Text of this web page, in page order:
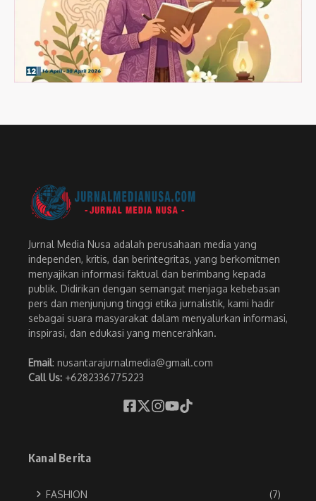
Jurnal Media Nusa adalah perusahaan media yang
independen, kritis, dan berintegritas, yang berkomitmen
menyajikan informasi faktual dan berimbang kepada
publik. Didirikan dengan semangat menjaga kebebasan
pers dan menjunjung tinggi etika jurnalistik, kami hadir
sebagai suara masyarakat dalam menyalurkan informasi,
inspirasi, dan edukasi yang mencerahkan.
Email: nusantarajurnalmedia@gmail.com
Call Us: +6282336775223
Kanal Berita
FASHION (7)